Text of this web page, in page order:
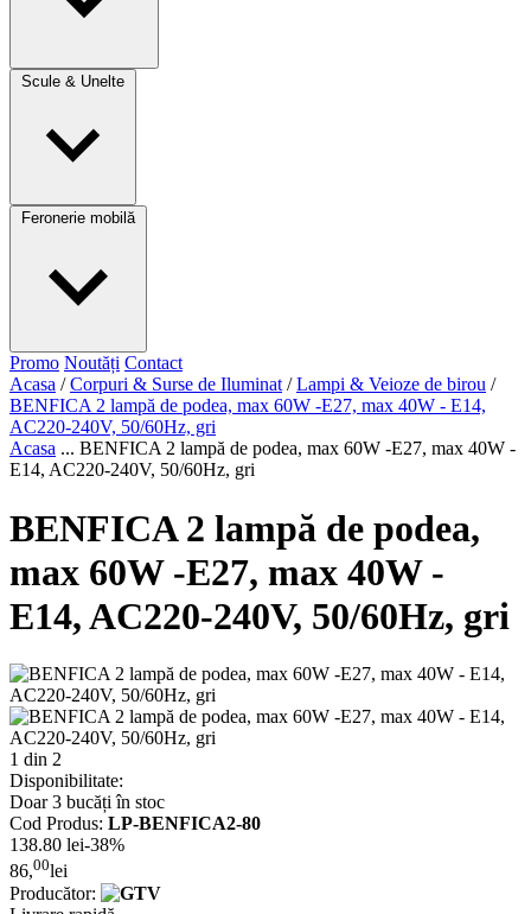
Scule & Unelte
Feronerie mobilă
Promo Noutăți Contact
Acasa / Corpuri & Surse de Iluminat / Lampi & Veioze de birou /
BENFICA 2 lampă de podea, max 60W -E27, max 40W - E14,
AC220-240V, 50/60Hz, gri
Acasa ... BENFICA 2 lampă de podea, max 60W -E27, max 40W -
E14, AC220-240V, 50/60Hz, gri
BENFICA 2 lampă de podea,
max 60W -E27, max 40W -
E14, AC220-240V, 50/60Hz, gri
1 din 2
Disponibilitate:
Doar 3 bucăți în stoc
Cod Produs: LP-BENFICA2-80
138.80 lei-38%
86,00lei
Producător: